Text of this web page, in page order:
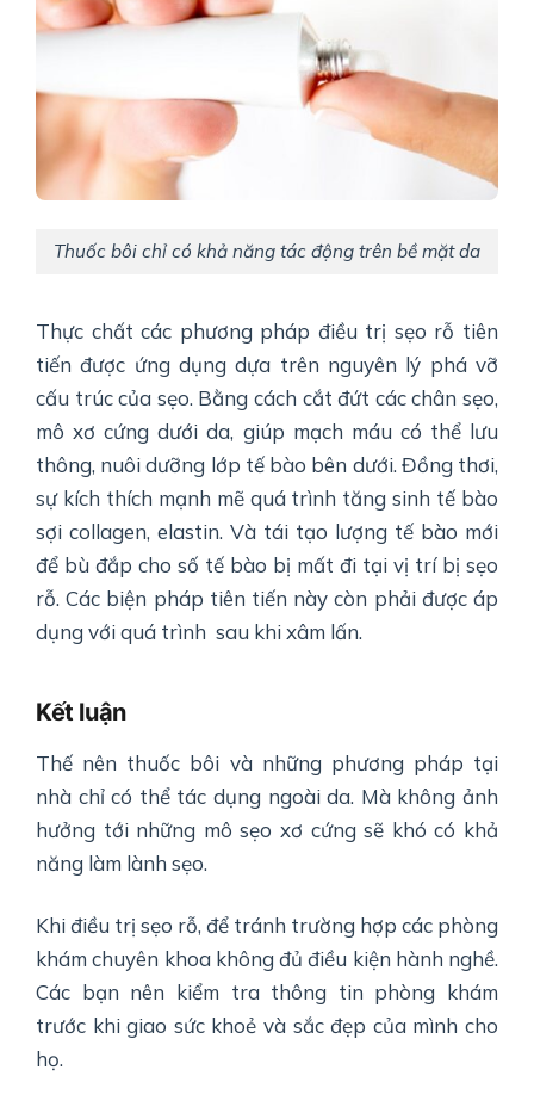
Thuốc bôi chỉ có khả năng tác động trên bề mặt da
Thực chất các phương pháp điều trị sẹo rỗ tiên
tiến được ứng dụng dựa trên nguyên lý phá vỡ
cấu trúc của sẹo. Bằng cách cắt đứt các chân sẹo,
mô xơ cứng dưới da, giúp mạch máu có thể lưu
thông, nuôi dưỡng lớp tế bào bên dưới. Đồng thơi,
sự kích thích mạnh mẽ quá trình tăng sinh tế bào
sợi collagen, elastin. Và tái tạo lượng tế bào mới
để bù đắp cho số tế bào bị mất đi tại vị trí bị sẹo
rỗ. Các biện pháp tiên tiến này còn phải được áp
dụng với quá trình sau khi xâm lấn.
Kết luận
Thế nên thuốc bôi và những phương pháp tại
nhà chỉ có thể tác dụng ngoài da. Mà không ảnh
hưởng tới những mô sẹo xơ cứng sẽ khó có khả
năng làm lành sẹo.
Khi điều trị sẹo rỗ, để tránh trường hợp các phòng
khám chuyên khoa không đủ điều kiện hành nghề.
Các bạn nên kiểm tra thông tin phòng khám
trước khi giao sức khoẻ và sắc đẹp của mình cho
họ.